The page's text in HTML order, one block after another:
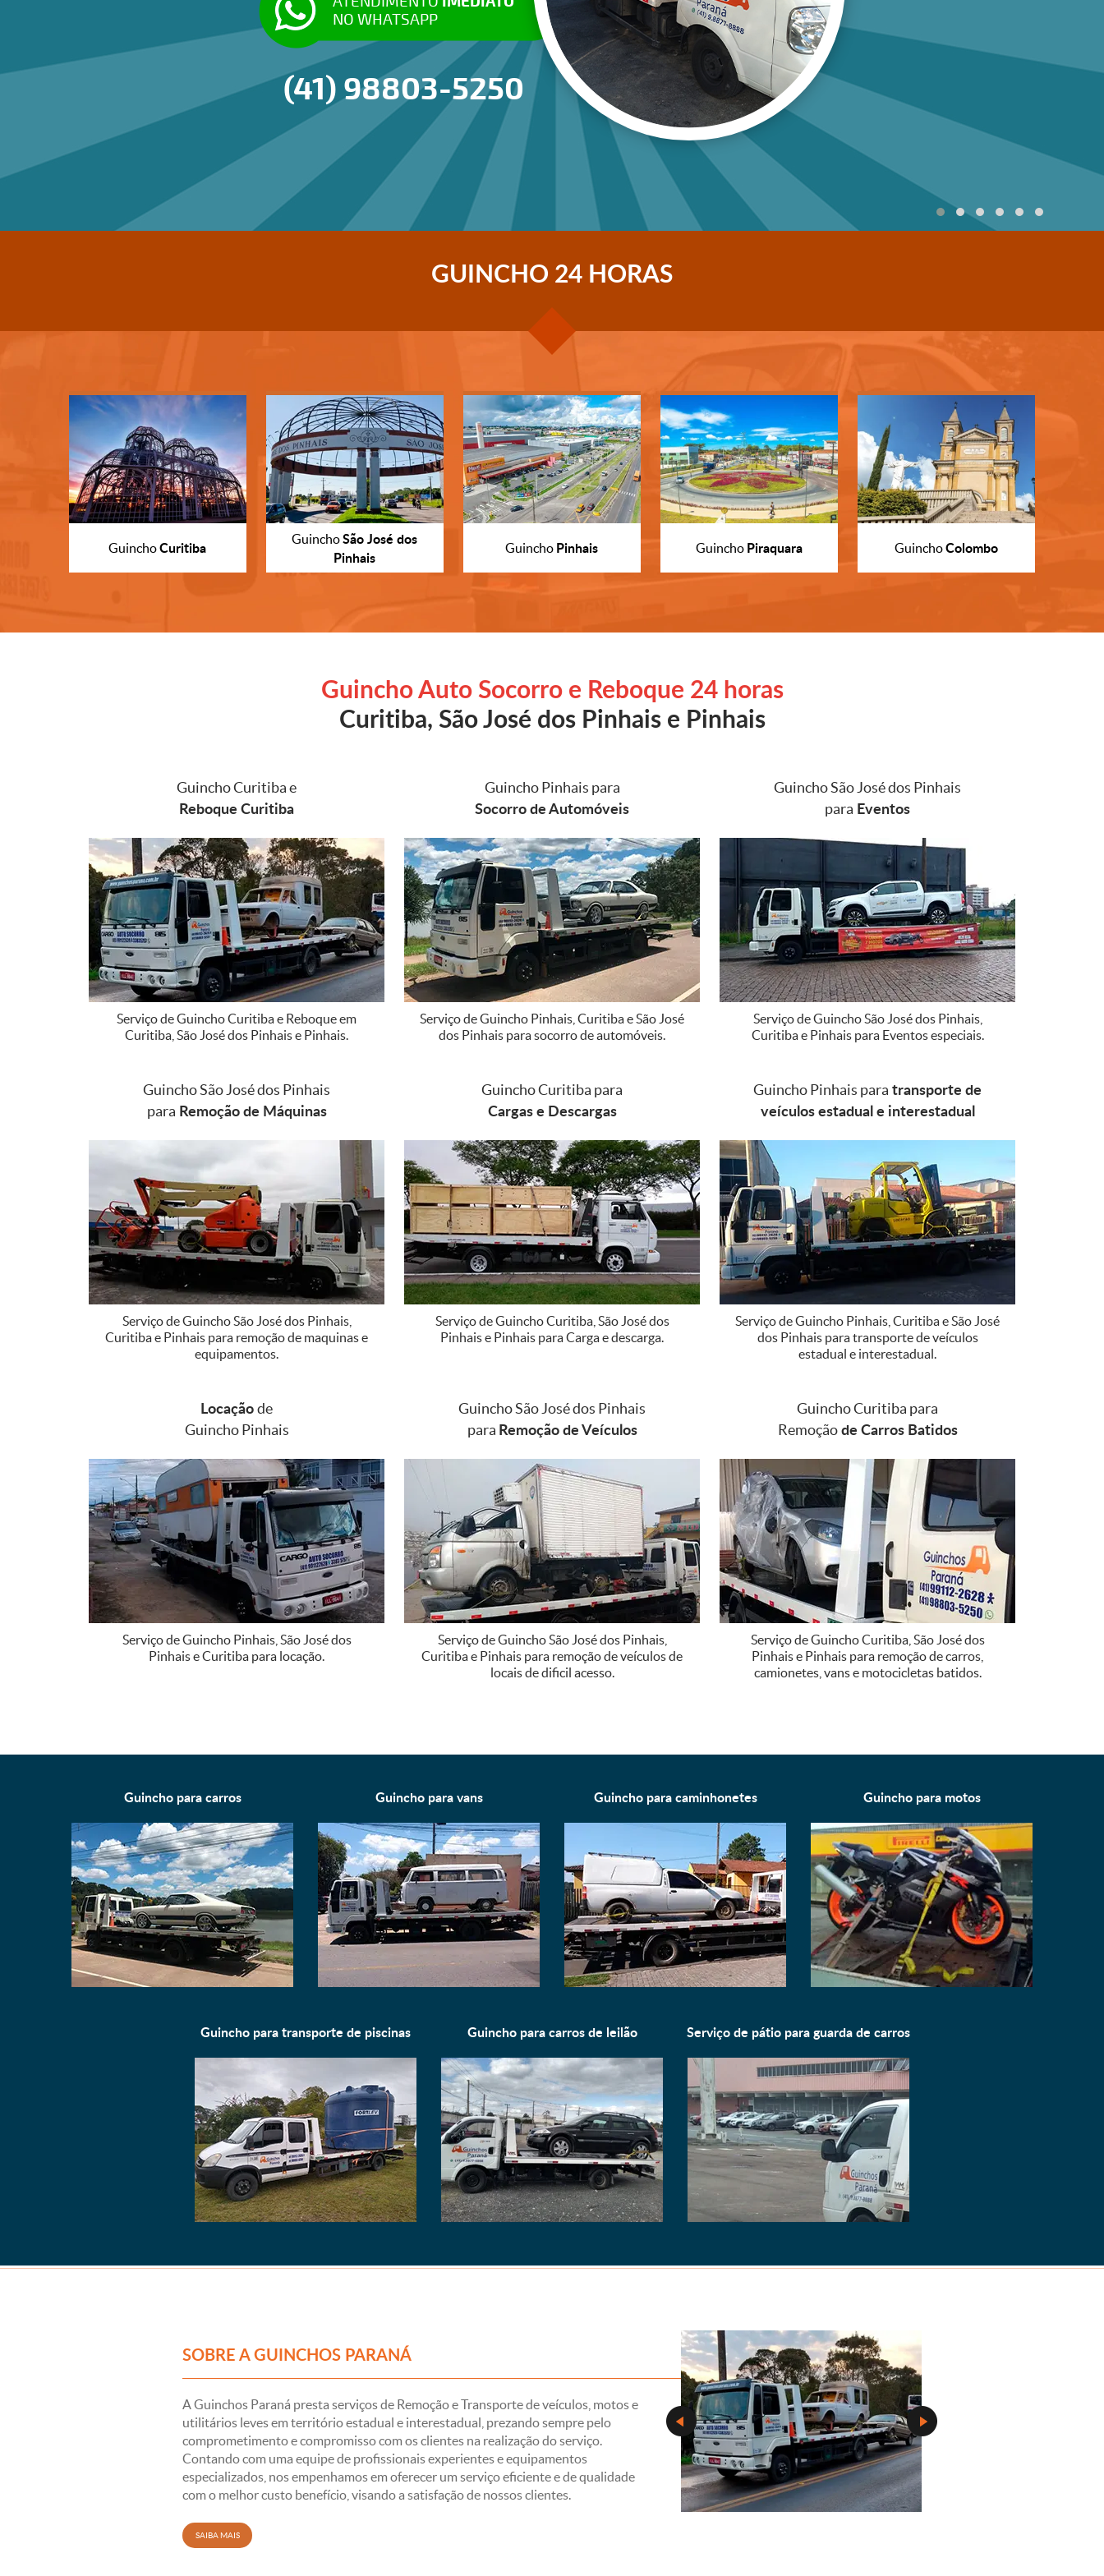
(41) 98803-5250
GUINCHO 24 HORAS
GuinchoCuritiba GuinchoSão José dos
Pinhais
Guincho Pinhais Guincho Piraquara GuinchoColombo
Guincho Auto Socorro e Reboque 24 horas
Curitiba, São José dos Pinhais e Pinhais
Guincho Curitiba e
Reboque Curitiba
Serviço de Guincho Curitiba e Reboque em
Curitiba, São José dos Pinhais e Pinhais.
Guincho Pinhais para
Socorro de Automóveis
Serviço de Guincho Pinhais, Curitiba e São José
dos Pinhais para socorro de automóveis.
Guincho São José dos Pinhais
para Eventos
Serviço de Guincho São José dos Pinhais,
Curitiba e Pinhais para Eventos especiais.
Guincho São José dos Pinhais
para Remoção de Máquinas
Serviço de Guincho São José dos Pinhais,
Curitiba e Pinhais para remoção de maquinas e
equipamentos.
Guincho Curitiba para
Cargas e Descargas
Serviço de Guincho Curitiba, São José dos
Pinhais e Pinhais para Carga e descarga.
Guincho Pinhais para transporte de
veículos estadual e interestadual
Serviço de Guincho Pinhais, Curitiba e São José
dos Pinhais para transporte de veículos
estadual e interestadual.
Locaçãode
Guincho Pinhais
Serviço de Guincho Pinhais, São José dos
Pinhais e Curitiba para locação.
Guincho São José dos Pinhais
para Remoção de Veículos
Serviço de Guincho São José dos Pinhais,
Curitiba e Pinhais para remoção de veículos de
locais de dificil acesso.
Guincho Curitiba para
Remoçãode Carros Batidos
Serviço de Guincho Curitiba, São José dos
Pinhais e Pinhais para remoção de carros,
camionetes, vans e motocicletas batidos.
Guincho paracarros Guincho paravans Guincho paracaminhonetes Guincho para motos
Guincho paratransporte de piscinas Guincho paracarros de leilão Serviço de pátio paraguarda de carros
SOBRE A GUINCHOS PARANÁ
A Guinchos Paraná presta serviços de Remoção e Transporte de veículos, motos e
utilitários leves em território estadual e interestadual, prezando sempre pelo
comprometimento e compromisso com os clientes na realização do serviço.
Contando com uma equipe de profissionais experientes e equipamentos
especializados, nos empenhamos em oferecer um serviço eficiente e de qualidade
com o melhor custo benefício, visando a satisfação de nossos clientes.
SAIBA MAIS